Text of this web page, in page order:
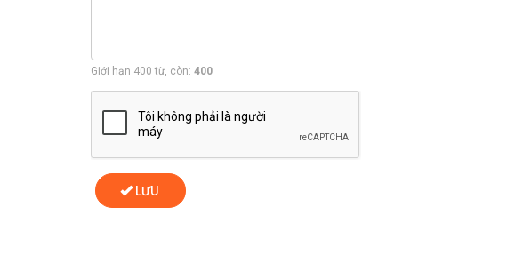
Giới hạn 400 từ, còn: 400
LƯU